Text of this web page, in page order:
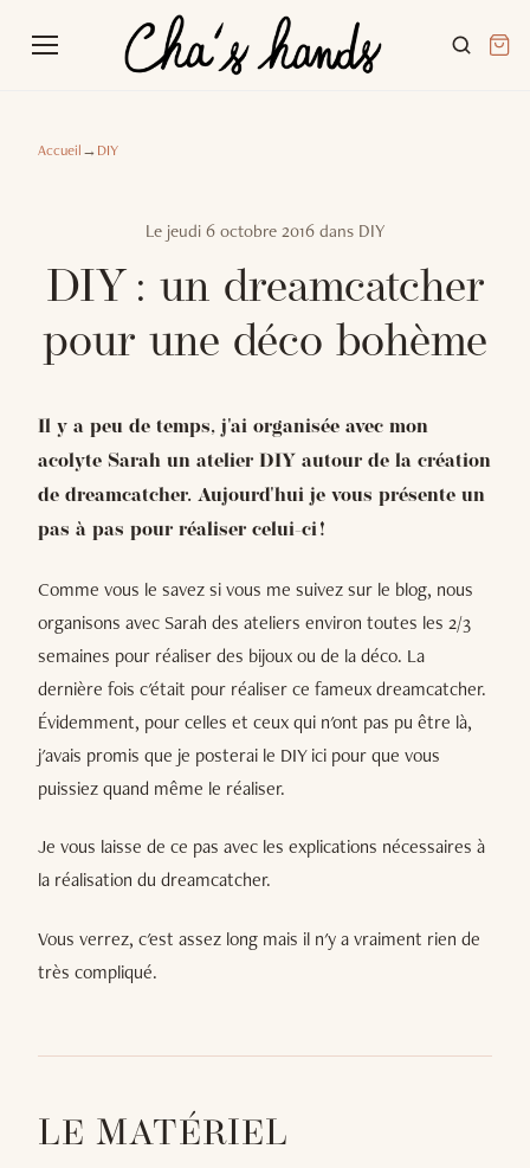
Accueil→DIY
Le jeudi 6 octobre 2016dans DIY
DIY : un dreamcatcher
pour une déco bohème
Il y a peu de temps, j'ai organisée avec mon
acolyte Sarah un atelier DIY autour de la création
de dreamcatcher. Aujourd'hui je vous présente un
pas à pas pour réaliser celui-ci !
Comme vous le savez si vous me suivez sur le blog, nous
organisons avec Sarah des ateliers environ toutes les 2/3
semaines pour réaliser des bijoux ou de la déco. La
dernière fois c'était pour réaliser ce fameux dreamcatcher.
Évidemment, pour celles et ceux qui n'ont pas pu être là,
j'avais promis que je posterai le DIY ici pour que vous
puissiez quand même le réaliser.
Je vous laisse de ce pas avec les explications nécessaires à
la réalisation du dreamcatcher.
Vous verrez, c'est assez long mais il n'y a vraiment rien de
très compliqué.
LE MATÉRIEL